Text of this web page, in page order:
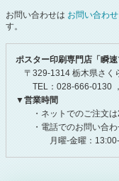
お問い合わせは お問い合わ
す。
ポスター印刷専門店「瞬速
〒329-1314 栃木県さく
TEL：028-666-0130
▼営業時間
・ネットでのご注文は
・電話でのお問い合わ
月曜-金曜：13:00-